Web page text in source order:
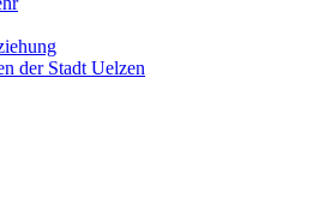
der Stadt Uelzen